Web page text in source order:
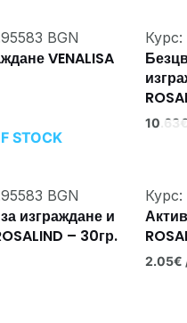
BGN
VENALISA
Курс:
10.63 €
STOCK
BGN
изграждане и
– 30гр.
Курс:
2.05€